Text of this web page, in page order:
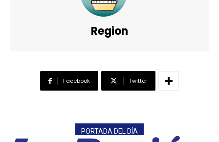
Region
Facebook Twitter
PORTADA DEL DÍA